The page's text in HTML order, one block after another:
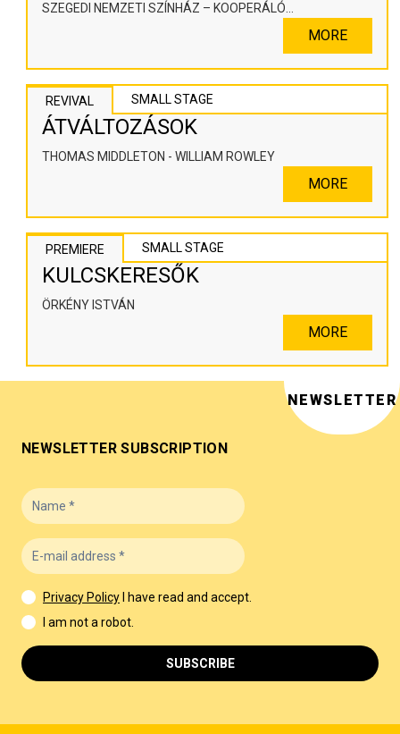
SZEGEDI NEMZETI SZÍNHÁZ – KOOPERÁLÓ
MORE
REVIVAL SMALL STAGE
ÁTVÁLTOZÁSOK
THOMAS MIDDLETON - WILLIAM ROWLEY
MORE
PREMIERE SMALL STAGE
KULCSKERESŐK
ÖRKÉNY ISTVÁN
MORE
NEWSLETTER
NEWSLETTER SUBSCRIPTION
Privacy Policy
I have read and accept.
I am not a robot.
SUBSCRIBE